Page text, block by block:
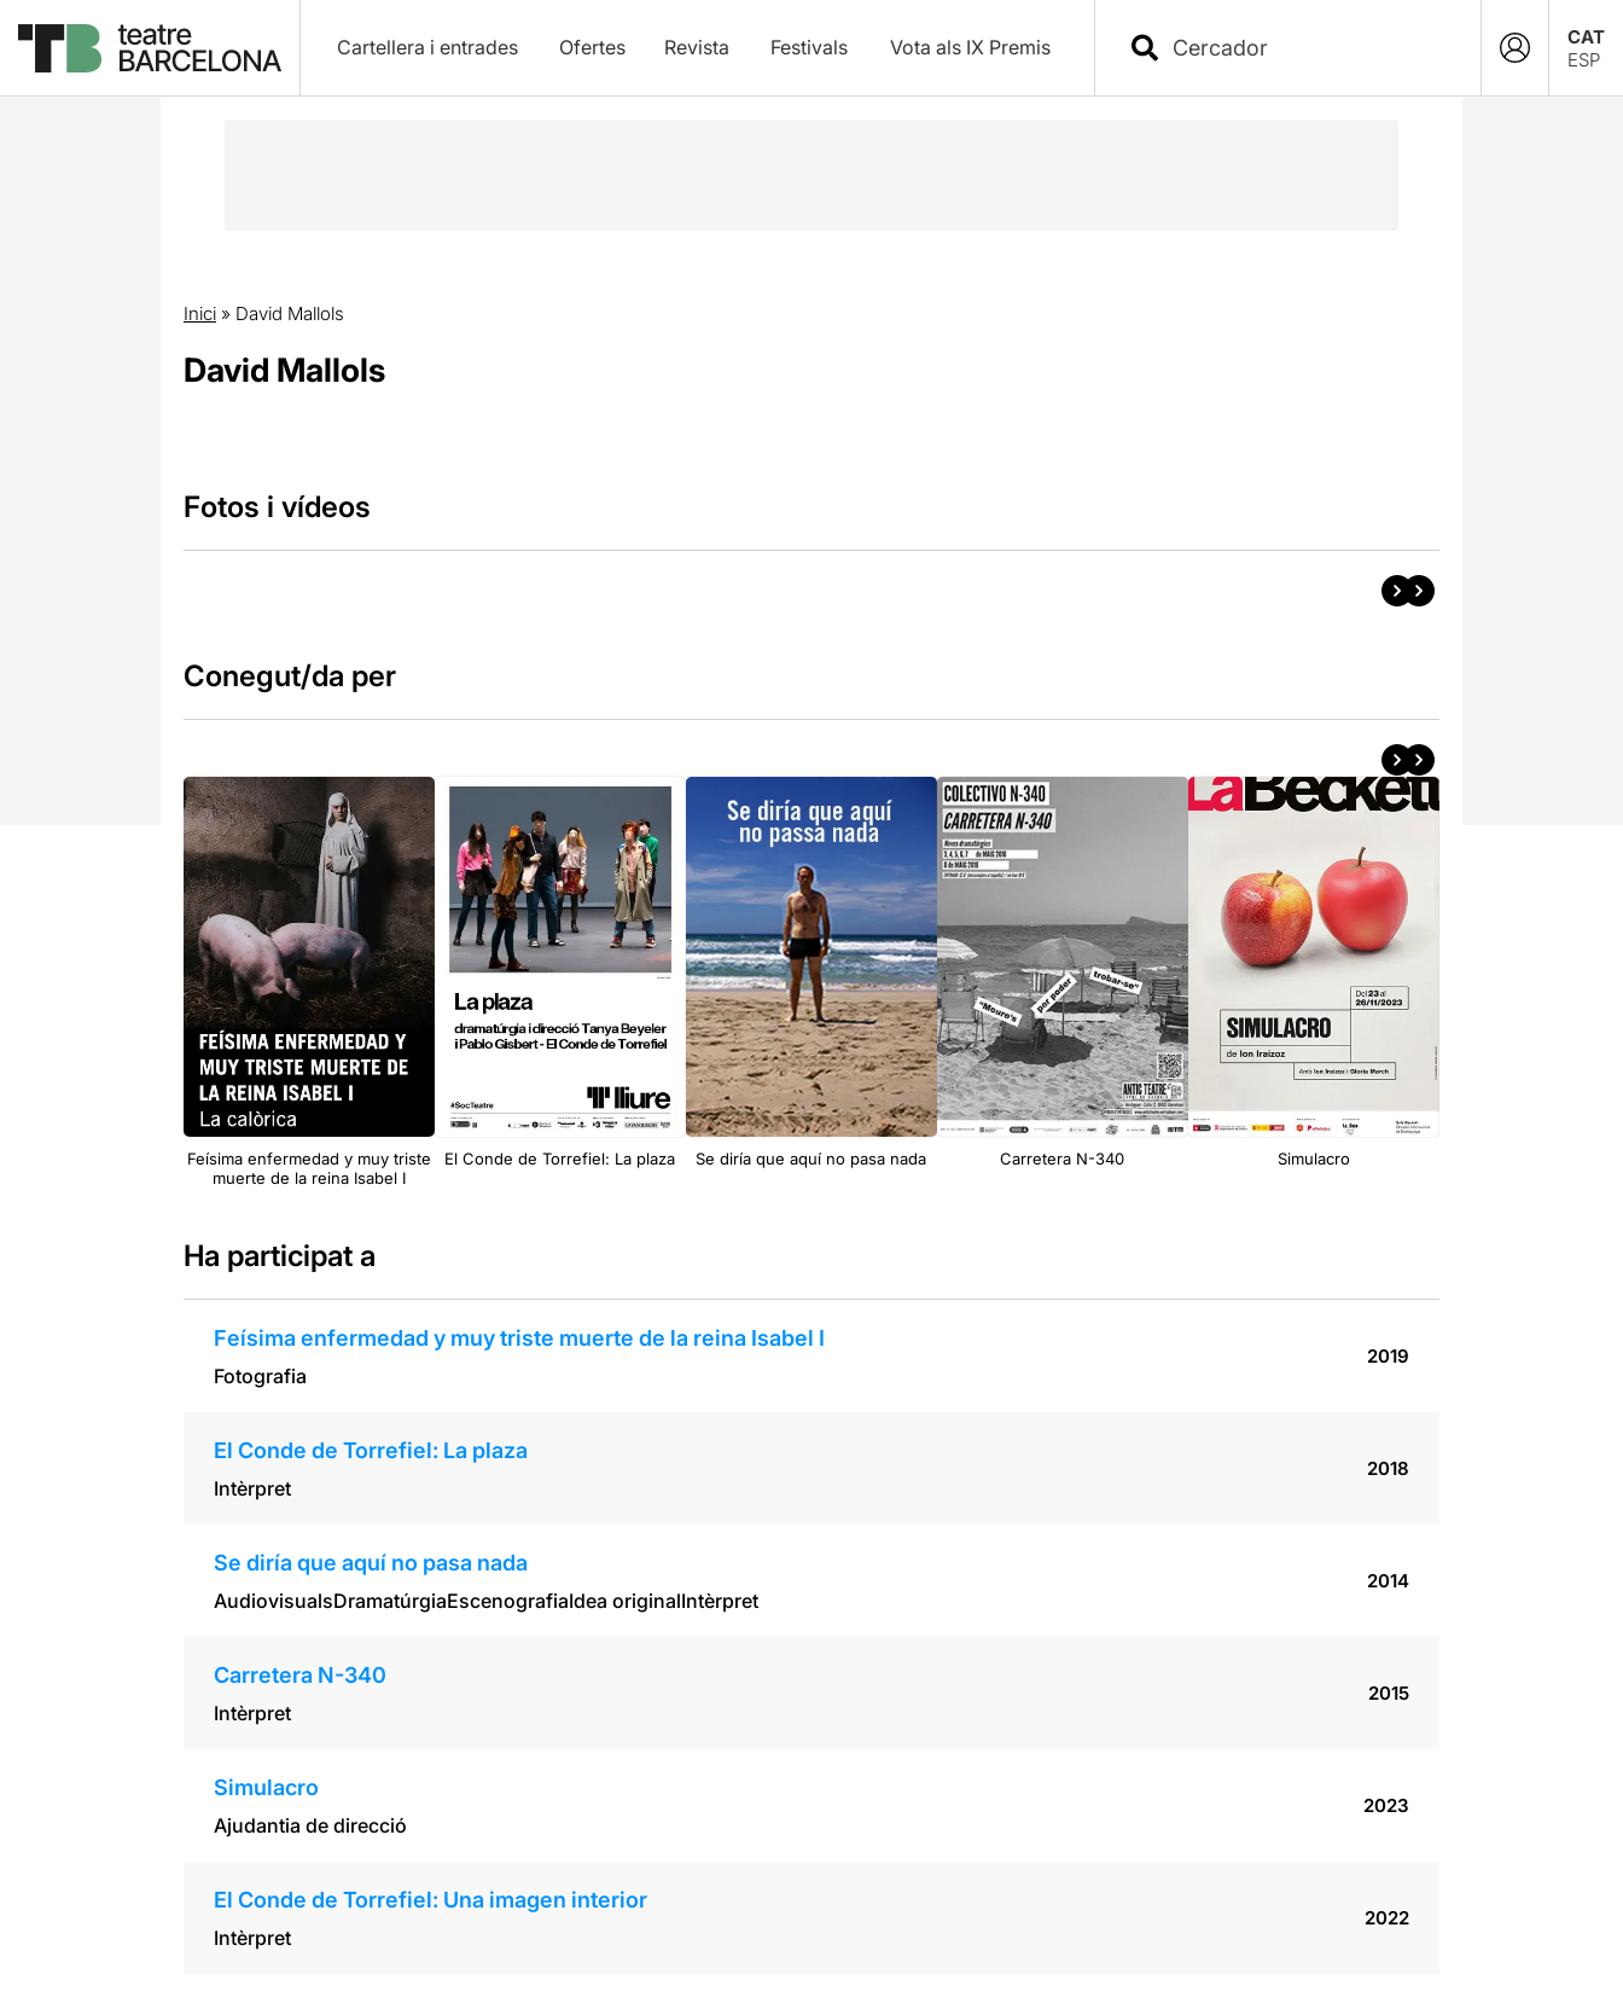
Cartellera i entrades Ofertes Revista Festivals Vota als IX Premis
CAT
ESP
Inici» David Mallols
David Mallols
Fotos i vídeos
Conegut/da per
Feísima enfermedad y muy triste
muerte de la reina Isabel I
El Conde de Torrefiel: La plaza Se diría que aquí no pasa nada Carretera N-340 Simulacro
Ha participat a
Feísima enfermedad y muy triste muerte de la reina Isabel I
Fotografia
2019
El Conde de Torrefiel: La plaza
Intèrpret
2018
Se diría que aquí no pasa nada
AudiovisualsDramatúrgiaEscenografiaIdea originalIntèrpret
2014
Carretera N-340
Intèrpret
2015
Simulacro
Ajudantia de direcció
2023
El Conde de Torrefiel: Una imagen interior
Intèrpret
2022